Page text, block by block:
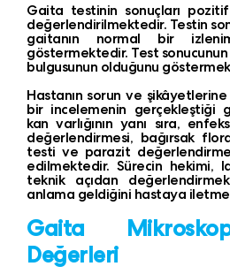
Gaita testinin sonuçları
değerlendirilmektedir. Testin
gaitanın normal bir
göstermektedir. Test
bulgusunun olduğunu
Hastanın sorun ve
bir incelemenin gerçekleştiği
kan varlığının yanı sıra,
değerlendirmesi, bağırsak
testi ve parazit
edilmektedir. Sürecin hekimi,
teknik açıdan
anlama geldiğini hastaya
Gaita
Değerleri